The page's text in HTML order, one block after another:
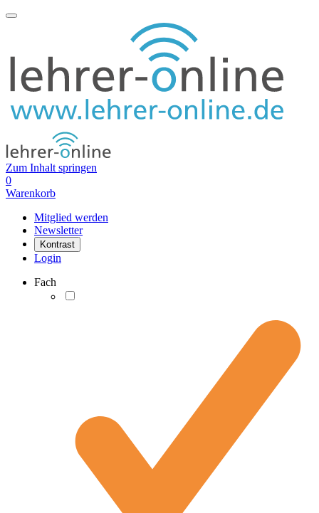
Zum Inhalt springen
0
Warenkorb
Mitglied werden
Newsletter
Kontrast
Login
Fach